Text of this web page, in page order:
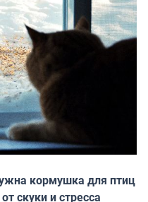
кормушка для птиц
скуки и стресса